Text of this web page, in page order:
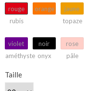
rouge
rubis
orange
jaune
topaze
violet
améthyste
noir
onyx
rose
pâle
Taille